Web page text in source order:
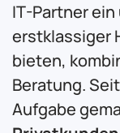
IT-Partner
erstklassiger
bieten,
Beratung.
Aufgabe